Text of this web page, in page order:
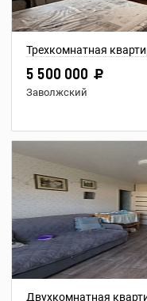
Трехкомнатная
5 500 000
Заволжский
Двухкомнатная